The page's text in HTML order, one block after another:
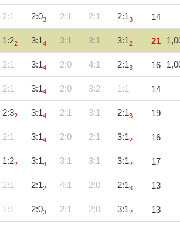
2:1 2:03 2:1 2:1 2:13 14
1:22 3:14 3:1 3:1 3:12 21
2:1 3:14 2:0 4:1 2:13 16
2:1 3:14 2:0 3:2 1:1 14
2:32 3:14 2:1 3:1 2:13 19
2:1 3:14 2:0 2:1 3:12 16
1:22 3:14 3:1 3:1 3:12 17
2:1 2:12 4:1 2:0 2:13 13
1:1 2:03 2:1 2:0 3:12 13